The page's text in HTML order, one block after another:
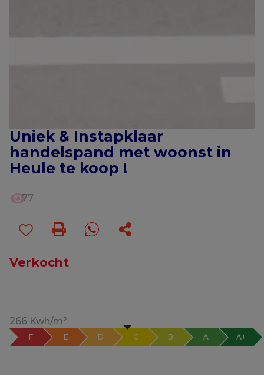
Uniek & Instapklaar
handelspand met woonst in
Heule te koop !
77
Verkocht
266 Kwh/m²
F E D C B A A+